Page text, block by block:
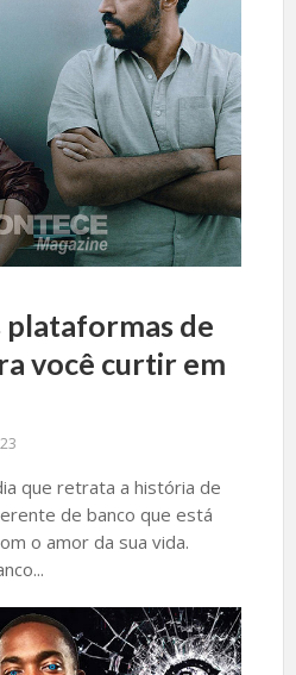
plataformas de
você curtir em
que retrata a história de
de banco que está
o amor da sua vida.